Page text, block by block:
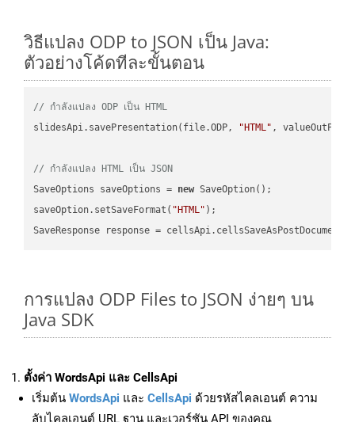
วิธีแปลง ODP to JSON เป็น Java:
ตัวอย่างโค้ดทีละขั้นตอน
// กำลังแปลง ODP เป็น HTML
slidesApi.savePresentation(file.ODP,
"HTML" ,
// กำลังแปลง HTML เป็น JSON
SaveOptions saveOptions = new SaveOption();
saveOption.setSaveFormat( "HTML" );
SaveResponse response =
การแปลง ODP Files to JSON ง่ายๆ บน
Java SDK
ตั้งค่า WordsApi และ CellsApi
เริ่มต้น WordsApi และ CellsApi ด้วยรหัสไคลเอนต์ ความ
ลับไคลเอนต์ URL ฐาน และเวอร์ชัน API ของคุณ